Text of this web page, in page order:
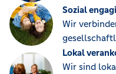
Sozial
Wir
Lokal
Wir sind